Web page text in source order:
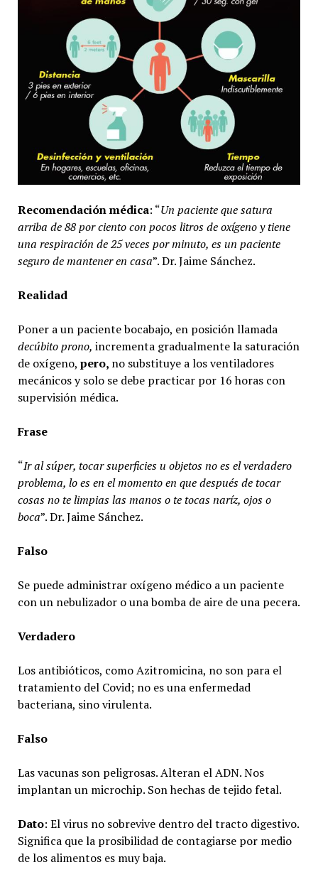
Recomendación médica: “Un paciente que satura
arriba de 88 por ciento con pocos litros de oxígeno y tiene
una respiración de 25 veces por minuto, es un paciente
seguro de mantener en casa”. Dr. Jaime Sánchez.
Realidad
Poner a un paciente bocabajo, en posición llamada
decúbito prono, incrementa gradualmente la saturación
de oxígeno, pero, no substituye a los ventiladores
mecánicos y solo se debe practicar por 16 horas con
supervisión médica.
Frase
“Ir al súper, tocar superficies u objetos no es el verdadero
problema, lo es en el momento en que después de tocar
cosas no te limpias las manos o te tocas naríz, ojos o
boca”. Dr. Jaime Sánchez.
Falso
Se puede administrar oxígeno médico a un paciente
con un nebulizador o una bomba de aire de una pecera.
Verdadero
Los antibióticos, como Azitromicina, no son para el
tratamiento del Covid; no es una enfermedad
bacteriana, sino virulenta.
Falso
Las vacunas son peligrosas. Alteran el ADN. Nos
implantan un microchip. Son hechas de tejido fetal.
Dato: El virus no sobrevive dentro del tracto digestivo.
Significa que la prosibilidad de contagiarse por medio
de los alimentos es muy baja.